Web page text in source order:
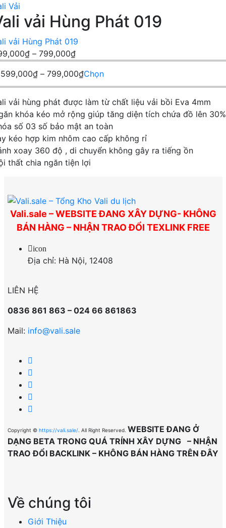
tùy
chọn
được
trên
trang
sản
phẩm
Vải
vải Hùng Phát 019
vải Hùng Phát 019
₫ – 799,000₫Khoảng
giá:
từ
599,000₫
đến
799,000₫
599,000₫ – 799,000₫Khoảng
giá:
từ
599,000₫
đến
799,000₫
ChọnSản
phẩm
này
có
nhiều
biến
thể.
thể
được
chọn
sản
vải hùng phát được làm từ chất liệu vải bồi Eva 4mm
khóa kéo mở rộng giúp tăng diện tích chứa đồ lên
số 03 số bảo mật an toàn
kéo hợp kim nhôm cao cấp không rỉ
xoay 360 độ , di chuyển không gây ra tiếng ồn
thất chia ngăn tiện lợi
Vali.sale – WEBSITE ĐANG XÂY DỰNG- KHÔNG
BÁN HÀNG – NHẬN TRAO ĐỔI TEXLINK FREE
icon
Địa chỉ: Hà Nội, 12408
LIÊN HỆ
0836 861 863 – 024 66 861863
Mail: info@vali.sale
Copyright © https://vali.sale/ . All Right Reserved. WEBSITE ĐANG Ở
DẠNG BETA TRONG QUÁ TRÍNH XÂY DỰNG – NHẬN
TRAO ĐỔI BACKLINK – KHÔNG BÁN HÀNG TRÊN ĐÂY
Về chúng tôi
Giới Thiệu